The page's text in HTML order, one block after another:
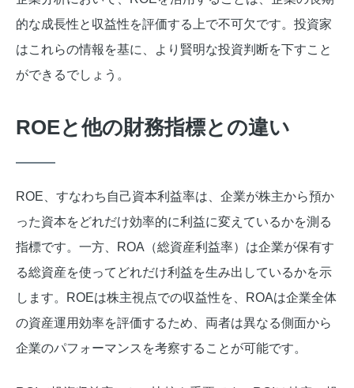
的な成長性と収益性を評価する上で不可欠です。投資家
はこれらの情報を基に、より賢明な投資判断を下すこと
ができるでしょう。
ROEと他の財務指標との違い
ROE、すなわち自己資本利益率は、企業が株主から預か
った資本をどれだけ効率的に利益に変えているかを測る
指標です。一方、ROA（総資産利益率）は企業が保有す
る総資産を使ってどれだけ利益を生み出しているかを示
します。ROEは株主視点での収益性を、ROAは企業全体
の資産運用効率を評価するため、両者は異なる側面から
企業のパフォーマンスを考察することが可能です。